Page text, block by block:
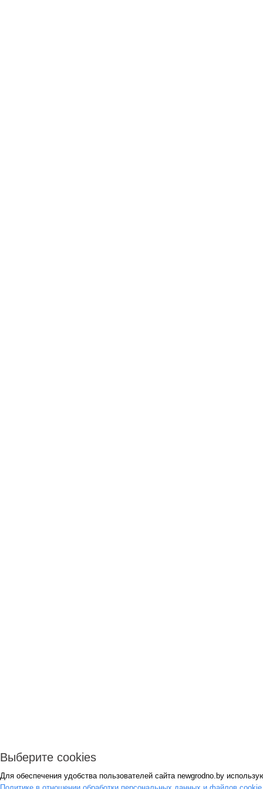
Выберите cookies
Для обеспечения удобства пользователей сайта newgrodno.by